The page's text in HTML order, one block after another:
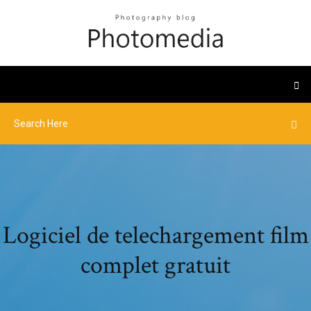
Logiciel de telechargement film
complet gratuit